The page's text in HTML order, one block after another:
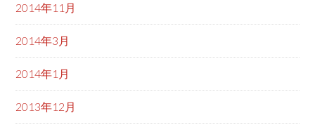
2014年11月
2014年3月
2014年1月
2013年12月